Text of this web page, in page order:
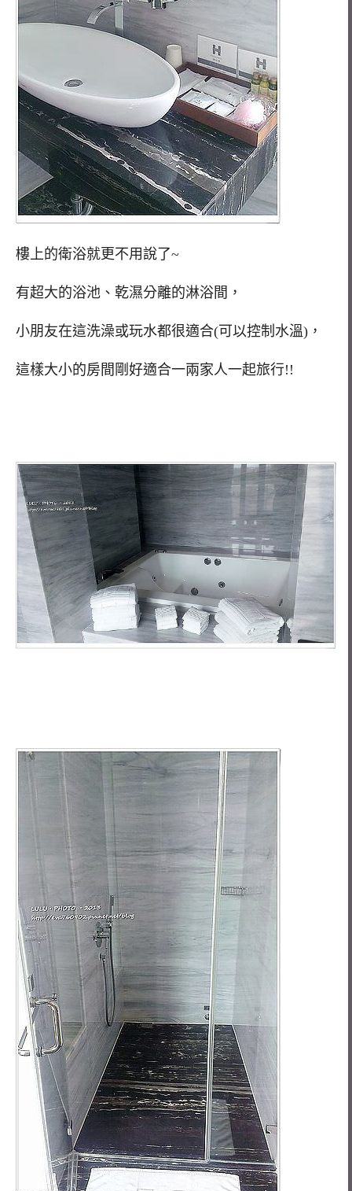
樓上的衛浴就更不用說了~
有超大的浴池、乾濕分離的淋浴間，
小朋友在這洗澡或玩水都很適合(可以控制水溫)，
這樣大小的房間剛好適合一兩家人一起旅行!!